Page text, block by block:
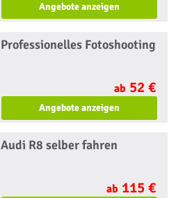
Angebote anzeigen
Professionelles Fotoshooting
ab 52 €
Angebote anzeigen
Audi R8 selber fahren
ab 115 €